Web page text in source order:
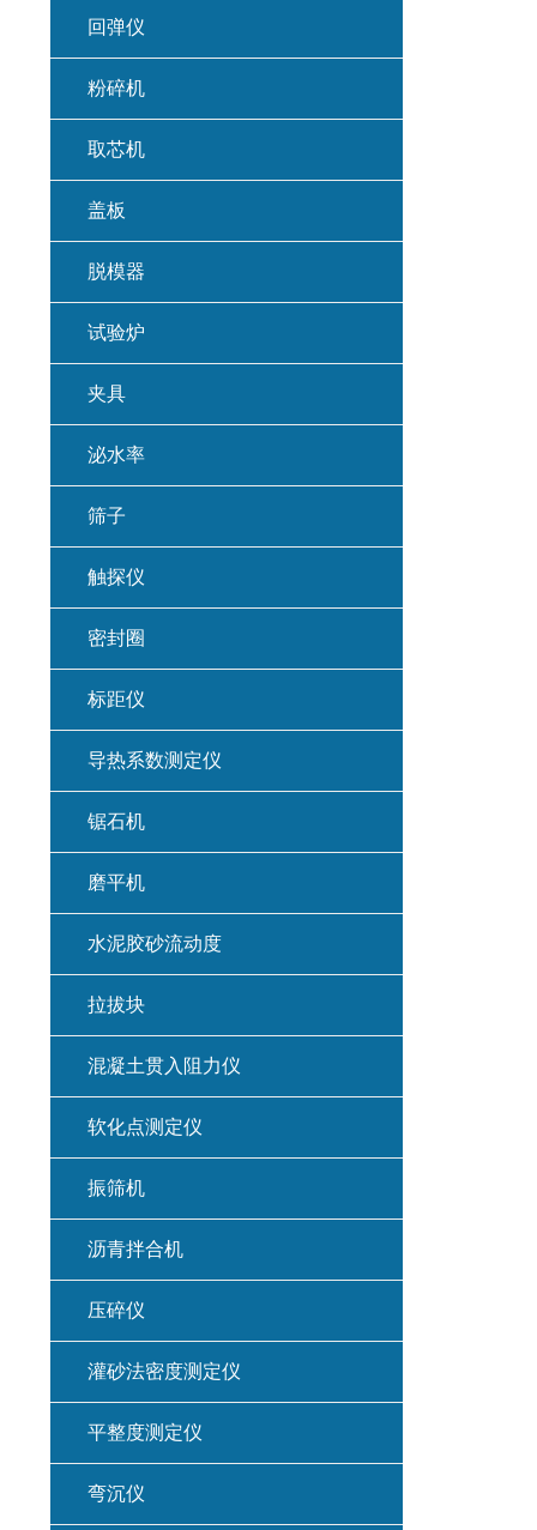
回弹仪
粉碎机
取芯机
盖板
脱模器
试验炉
夹具
泌水率
筛子
触探仪
密封圈
标距仪
导热系数测定仪
锯石机
磨平机
水泥胶砂流动度
拉拔块
混凝土贯入阻力仪
软化点测定仪
振筛机
沥青拌合机
压碎仪
灌砂法密度测定仪
平整度测定仪
弯沉仪